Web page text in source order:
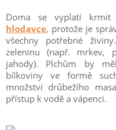
Doma se vyplatí krmit
hlodavce, protože je
všechny potřebné
zeleninu (např. mrkev,
jahody). Plchům by
bílkoviny ve formě
množství drůbežího
přístup k vodě a vápenci.